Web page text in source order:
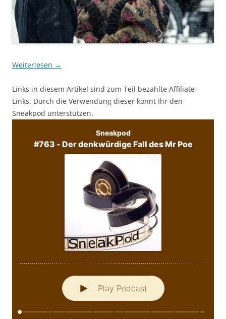
Weiterlesen →
Links in diesem Artikel sind zum Teil bezahlte Affiliate-
Links. Durch die Verwendung dieser könnt Ihr den
Sneakpod unterstützen.